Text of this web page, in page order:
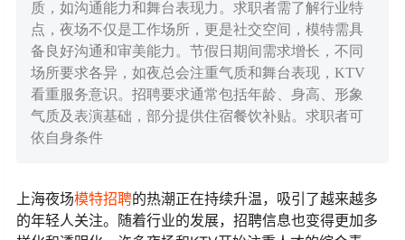
质，如沟通能力和舞台表现力。求职者需了解行业特
点，夜场不仅是工作场所，更是社交空间，模特需具
备良好沟通和审美能力。节假日期间需求增长，不同
场所要求各异，如夜总会注重气质和舞台表现，KTV
看重服务意识。招聘要求通常包括年龄、身高、形象
气质及表演基础，部分提供住宿餐饮补贴。求职者可
依自身条件
上海夜场模特招聘的热潮正在持续升温，吸引了越来越多
的年轻人关注。随着行业的发展，招聘信息也变得更加多